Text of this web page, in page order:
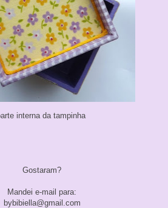
interna da tampinha
Gostaram?
Mandei e-mail para:
bybibiella@gmail.com